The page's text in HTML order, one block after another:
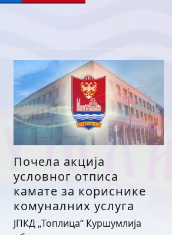
Почела акција
условног отписа
камате за кориснике
комуналних услуга
ЈПКД „Топлица“ Куршумлија